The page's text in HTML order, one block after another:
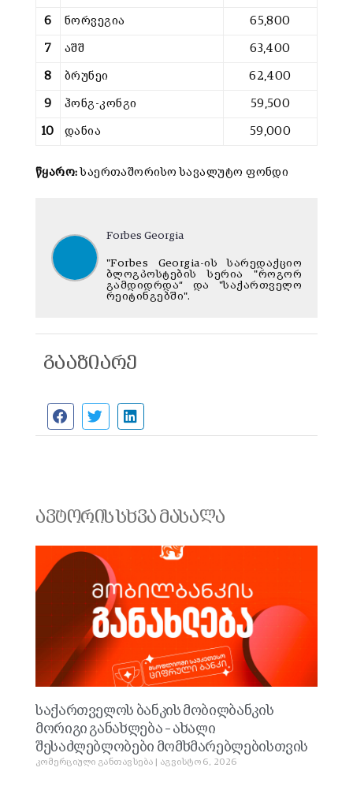
6 ნორვეგია 65,800
7 აშშ 63,400
8 ბრუნეი 62,400
9 ჰონგ-კონგი 59,500
10 დანია 59,000
წყარო: საერთაშორისო სავალუტო ფონდი
Forbes Georgia
"Forbes Georgia-ის სარედაქციო
ბლოგპოსტების სერია "როგორ
გამდიდრდა“ და "საქართველო
რეიტინგებში".
გააზიარე
ავტორის სხვა მასალა
საქართველოს ბანკის მობილბანკის
მორიგი განახლება – ახალი
შესაძლებლობები მომხმარებლებისთვის
კომერციული განთავსება აგვისტო 6, 2026